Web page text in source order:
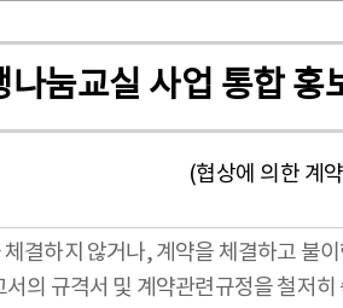
눔교실 사업 통합 홍
(협상에 의한 계
결하지 않거나, 계약을 체결하고 불
의 규격서 및 계약관련규정을 철저